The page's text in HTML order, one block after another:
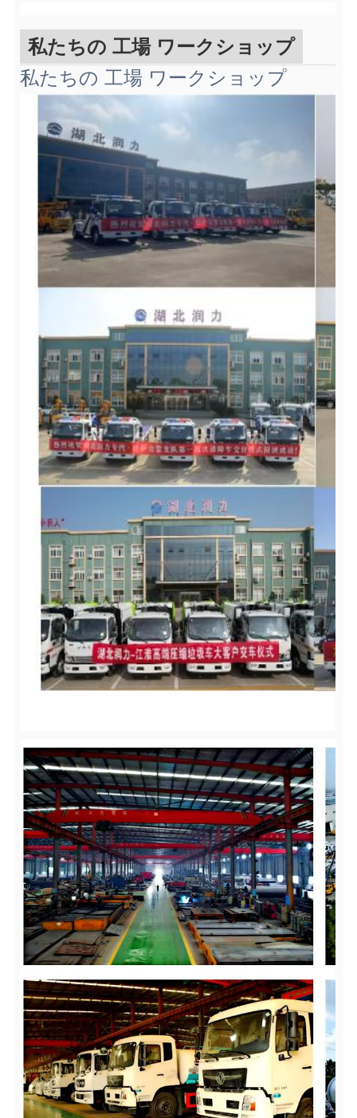
私たちの 工場 ワークショップ
私たちの 工場 ワークショップ